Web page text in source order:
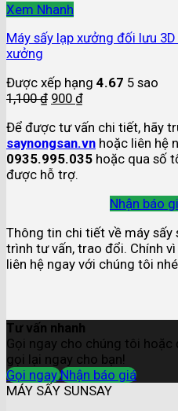
Xem Nhanh
Máy sấy lạp xưởng đối lưu
xưởng
Được xếp hạng 4.67 5 sao
1,100₫ 900 ₫
Để được tư vấn chi tiết, hãy
saynongsan.vn hoặc liên hệ
0935.995.035 hoặc qua số
được hỗ trợ.
Nhận báo
Thông tin chi tiết về máy
trình tư vấn, trao đổi. Chính
liên hệ ngay với chúng tôi
Tư vấn nhanh
Gọi ngay cho chúng tôi
gọi lại ngay cho bạn!
Gọi ngay Nhận báo giá
MÁY SẤY SUNSAY